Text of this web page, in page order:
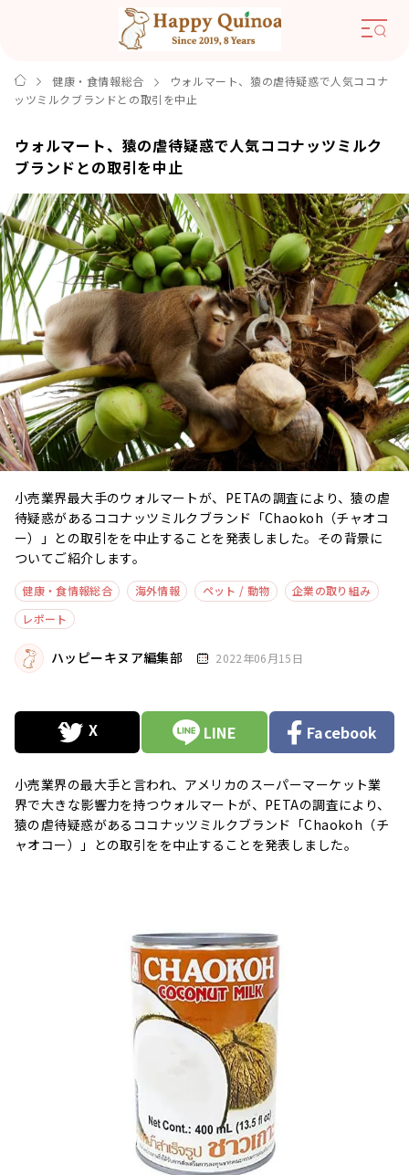
健康・食情報総合
ウォルマート、猿の虐待疑惑で人気ココナ
ッツミルクブランドとの取引を中止
ウォルマート、猿の虐待疑惑で人気ココナッツミルク
ブランドとの取引を中止
小売業界最大手のウォルマートが、PETAの調査により、猿の虐
待疑惑があるココナッツミルクブランド「Chaokoh（チャオコ
ー）」との取引をを中止することを発表しました。その背景に
ついてご紹介します。
健康・食情報総合 海外情報 ペット / 動物
企業の取り組み
レポート
ハッピーキヌア編集部 2022年06月15日
LINE Facebook
小売業界の最大手と言われ、アメリカのスーパーマーケット業
界で大きな影響力を持つウォルマートが、PETAの調査により、
猿の虐待疑惑があるココナッツミルクブランド「Chaokoh（チ
ャオコー）」との取引をを中止することを発表しました。